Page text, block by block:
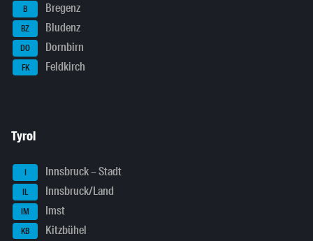
B Bregenz
BZ Bludenz
DO Dornbirn
FK Feldkirch
Tyrol
I Innsbruck – Stadt
IL Innsbruck/Land
IM Imst
KB Kitzbühel